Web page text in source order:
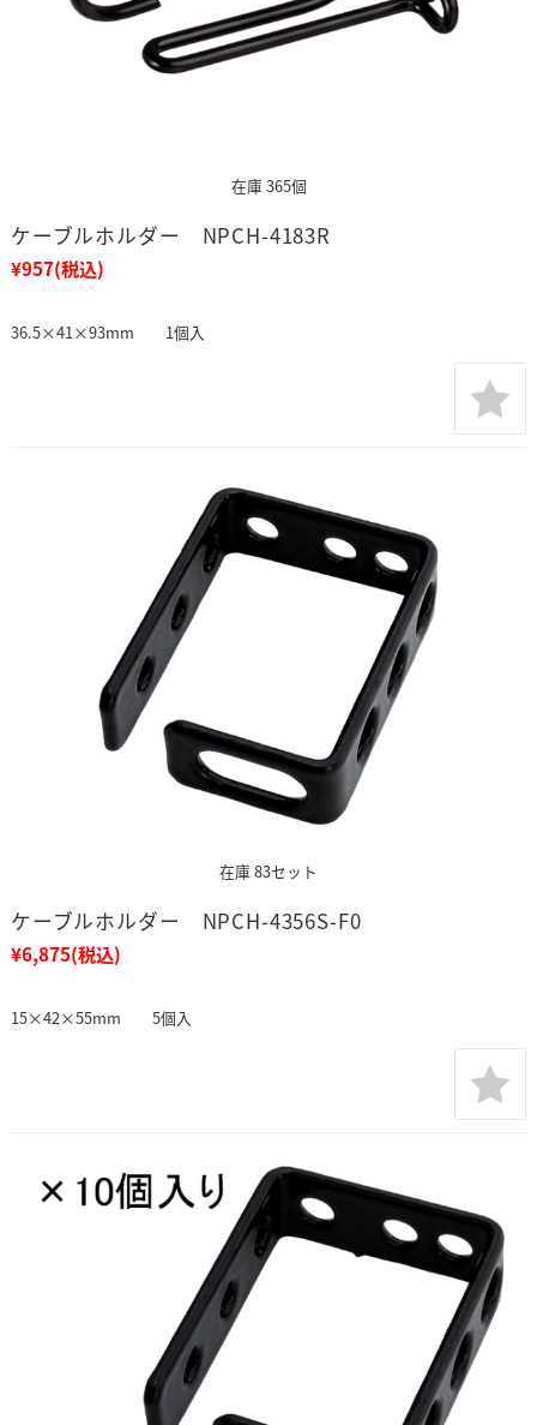
在庫 365個
ケーブルホルダー NPCH-4183R
¥957(税込)
36.5×41×93mm 1個入
在庫 83セット
ケーブルホルダー NPCH-4356S-F0
¥6,875(税込)
15×42×55mm 5個入